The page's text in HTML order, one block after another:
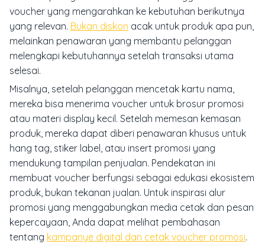
voucher yang mengarahkan ke kebutuhan berikutnya
yang relevan. Bukan diskon acak untuk produk apa pun,
melainkan penawaran yang membantu pelanggan
melengkapi kebutuhannya setelah transaksi utama
selesai.
Misalnya, setelah pelanggan mencetak kartu nama,
mereka bisa menerima voucher untuk brosur promosi
atau materi display kecil. Setelah memesan kemasan
produk, mereka dapat diberi penawaran khusus untuk
hang tag, stiker label, atau insert promosi yang
mendukung tampilan penjualan. Pendekatan ini
membuat voucher berfungsi sebagai edukasi ekosistem
produk, bukan tekanan jualan. Untuk inspirasi alur
promosi yang menggabungkan media cetak dan pesan
kepercayaan, Anda dapat melihat pembahasan
tentang kampanye digital dan cetak voucher promosi.